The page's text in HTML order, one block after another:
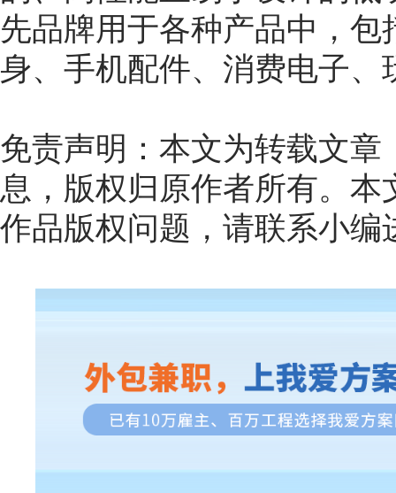
先品牌用于各种产品中，
身、手机配件、消费电子
免责声明：本文为转载文
息，版权归原作者所有。
作品版权问题，请联系小编